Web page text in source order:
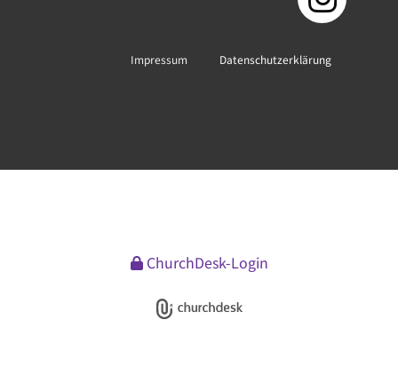
Impressum Datenschutzerklärung
ChurchDesk-Login